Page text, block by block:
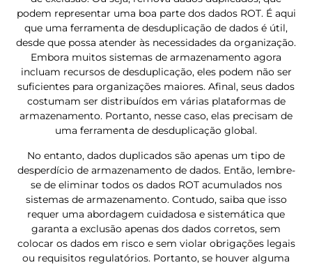
podem representar uma boa parte dos dados ROT. É aqui
que uma ferramenta de desduplicação de dados é útil,
desde que possa atender às necessidades da organização.
Embora muitos sistemas de armazenamento agora
incluam recursos de desduplicação, eles podem não ser
suficientes para organizações maiores. Afinal, seus dados
costumam ser distribuídos em várias plataformas de
armazenamento. Portanto, nesse caso, elas precisam de
uma ferramenta de desduplicação global.
No entanto, dados duplicados são apenas um tipo de
desperdício de armazenamento de dados. Então, lembre-
se de eliminar todos os dados ROT acumulados nos
sistemas de armazenamento. Contudo, saiba que isso
requer uma abordagem cuidadosa e sistemática que
garanta a exclusão apenas dos dados corretos, sem
colocar os dados em risco e sem violar obrigações legais
ou requisitos regulatórios. Portanto, se houver alguma